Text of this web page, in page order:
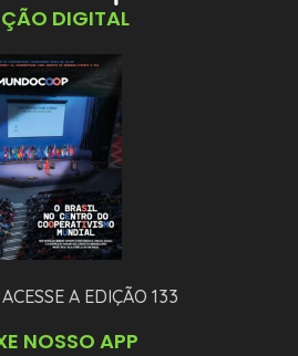
DIGITAL
A EDIÇÃO 133
NOSSO APP